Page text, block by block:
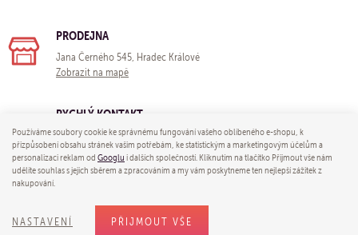
PRODEJNA
Jana Černého 545, Hradec Králové
Zobrazit na mapě
RYCHLÝ KONTAKT
e-mail:obchod@yogastore.cz
tel: +420 703 680 005
© 2026 Yoga store - e-mail:obchod@yogastore.cz
Shop máme odwpj.cz |
Používáme soubory cookie ke správnému fungování vašeho oblíbeného e-shopu, k
přizpůsobení obsahu stránek vašim potřebám, ke statistickým a marketingovým účelům a
personalizaci reklam odGooglui dalších společností. Kliknutím na tlačítko Přijmout vše nám
udělíte souhlas s jejich sběrem a zpracováním a my vám poskytneme ten nejlepší zážitek z
nakupování.
NASTAVENÍ PŘIJMOUT VŠE